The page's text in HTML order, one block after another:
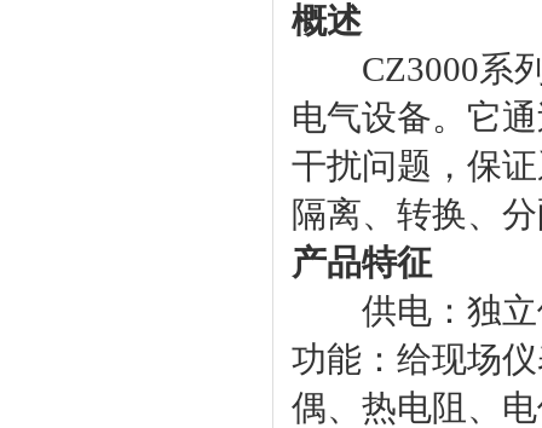
概述
CZ3000系列
电气设备。它
干扰问题，保
隔离、转换、
产品特征
供电：独立
功能：给现场
偶、热电阻、